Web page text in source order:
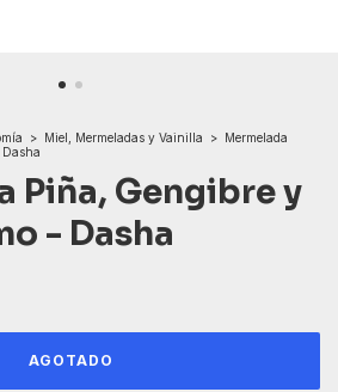
> Miel, Mermeladas y Vainilla > Mermelada
Piña, Gengibre y
- Dasha